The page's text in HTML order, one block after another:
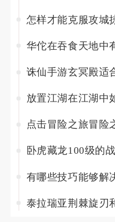
华佗在吞食天地中
诛仙手游玄冥殿适
卧虎藏龙100级的
泰拉瑞亚荆棘旋刃